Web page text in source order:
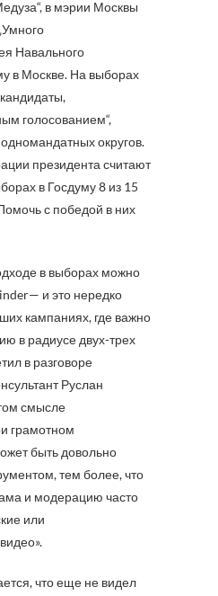
в мэрии Москвы
Навального
в Москве. На выборах
голосованием“,
округов.
президента считают
в Госдуму 8 из 15
с победой в них
в выборах можно
и это нередко
кампаниях, где важно
в радиусе двух-трех
в разговоре
Руслан
смысле
грамотном
быть довольно
тем более, что
и модерацию часто
или
что еще не видел